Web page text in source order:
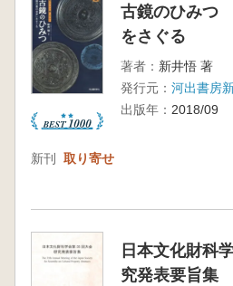
古鏡のひみつ
をさぐる
著者： 新井悟 著
発行元： 河出書房
出版年： 2018/09
新刊 取り寄せ
日本文化財科
究発表要旨集